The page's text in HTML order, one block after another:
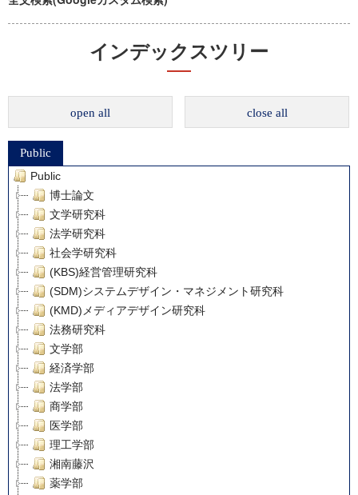
インデックスツリー
open all close all
Public
Public
博士論文
文学研究科
法学研究科
社会学研究科
(KBS)経営管理研究科
(SDM)システムデザイン・マネジメント研究科
(KMD)メディアデザイン研究科
法務研究科
文学部
経済学部
法学部
商学部
医学部
理工学部
湘南藤沢
薬学部